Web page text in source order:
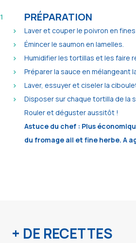
PRÉPARATION
Laver et couper le poivron en
Émincer le saumon en lamelles.
Humidifier les tortillas et les faire
Préparer la sauce en mélangeant
Laver, essuyer et ciseler la
Disposer sur chaque tortilla de la
Rouler et déguster aussitôt !
Astuce du chef : Plus
du fromage ail et fine herbe. A
+ DE RECETTES